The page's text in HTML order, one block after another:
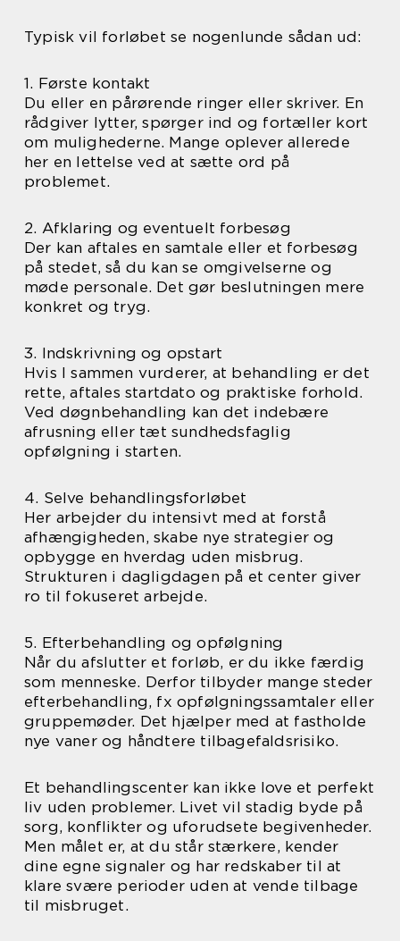
Typisk vil forløbet se nogenlunde sådan ud:
1. Første kontakt
Du eller en pårørende ringer eller skriver. En
rådgiver lytter, spørger ind og fortæller kort
om mulighederne. Mange oplever allerede
her en lettelse ved at sætte ord på
problemet.
2. Afklaring og eventuelt forbesøg
Der kan aftales en samtale eller et forbesøg
på stedet, så du kan se omgivelserne og
møde personale. Det gør beslutningen mere
konkret og tryg.
3. Indskrivning og opstart
Hvis I sammen vurderer, at behandling er det
rette, aftales startdato og praktiske forhold.
Ved døgnbehandling kan det indebære
afrusning eller tæt sundhedsfaglig
opfølgning i starten.
4. Selve behandlingsforløbet
Her arbejder du intensivt med at forstå
afhængigheden, skabe nye strategier og
opbygge en hverdag uden misbrug.
Strukturen i dagligdagen på et center giver
ro til fokuseret arbejde.
5. Efterbehandling og opfølgning
Når du afslutter et forløb, er du ikke færdig
som menneske. Derfor tilbyder mange steder
efterbehandling, fx opfølgningssamtaler eller
gruppemøder. Det hjælper med at fastholde
nye vaner og håndtere tilbagefaldsrisiko.
Et behandlingscenter kan ikke love et perfekt
liv uden problemer. Livet vil stadig byde på
sorg, konflikter og uforudsete begivenheder.
Men målet er, at du står stærkere, kender
dine egne signaler og har redskaber til at
klare svære perioder uden at vende tilbage
til misbruget.